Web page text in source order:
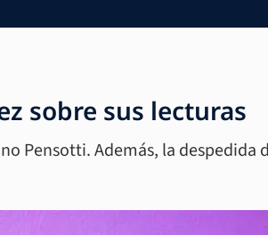
sobre sus lecturas
Pensotti. Además, la despedida